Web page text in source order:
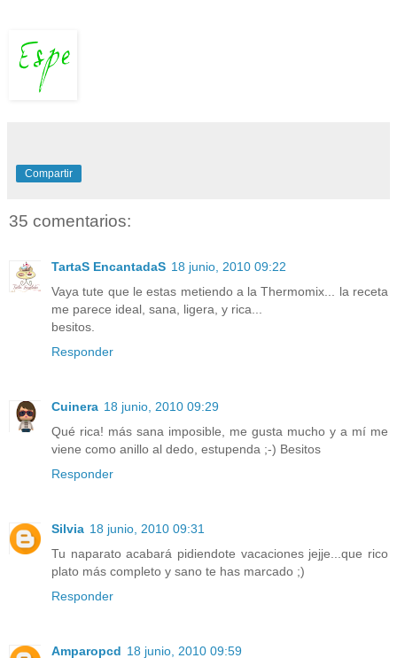
Compartir
35 comentarios:
TartaS EncantadaS 18 junio, 2010 09:22
Vaya tute que le estas metiendo a la Thermomix... la receta
me parece ideal, sana, ligera, y rica...
besitos.
Responder
Cuinera 18 junio, 2010 09:29
Qué rica! más sana imposible, me gusta mucho y a mí me
viene como anillo al dedo, estupenda ;-) Besitos
Responder
Silvia 18 junio, 2010 09:31
Tu naparato acabará pidiendote vacaciones jejje...que rico
plato más completo y sano te has marcado ;)
Responder
Amparopcd 18 junio, 2010 09:59